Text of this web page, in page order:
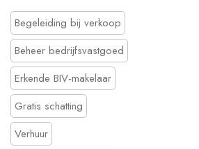
Begeleiding bij verkoop
Beheer bedrijfsvastgoed
Erkende BIV-makelaar
Gratis schatting
Verhuur